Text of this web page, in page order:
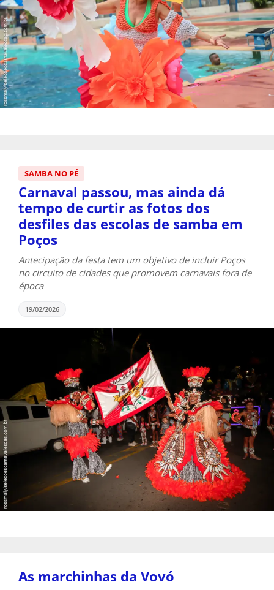
SAMBA NO PÉ
Carnaval passou, mas ainda dá
tempo de curtir as fotos dos
desfiles das escolas de samba em
Poços
Antecipação da festa tem um objetivo de incluir Poços
no circuito de cidades que promovem carnavais fora de
época
19/02/2026
As marchinhas da Vovó